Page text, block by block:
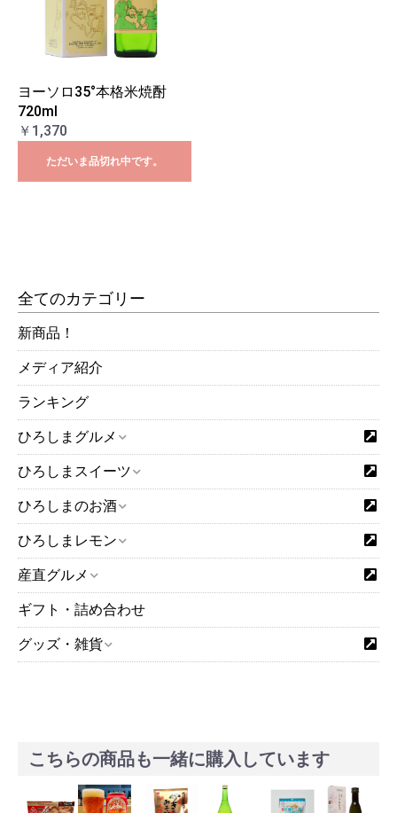
全てのカテゴリー
新商品！
メディア紹介
ランキング
ひろしまグルメ
ひろしまスイーツ
ひろしまのお酒
ひろしまレモン
産直グルメ
ギフト・詰め合わせ
グッズ・雑貨
ヨーソロ35°本格米焼酎
720ml
￥1,370
ただいま品切れ中です。
こちらの商品も一緒に購入しています